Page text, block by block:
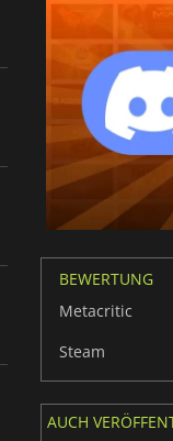
BEWERTUNG
Metacritic
Steam
AUCH